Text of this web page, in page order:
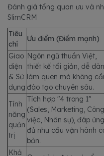
Đánh giá tổng quan ưu và
SlimCRM
Tiêu
chí
Ưu điểm (Điểm mạnh)
Giao
diện
& Sử
dụng
Ngôn ngữ thuần Việt,
thiết kế tối giản, dễ
làm quen mà không
đào tạo chuyên sâu.
Tính
năng
quản
trị
Tích hợp "4 trong 1"
(Sales, Marketing, Công
việc, Nhân sự), đáp ứng
đủ nhu cầu vận hành
bản.
Khả